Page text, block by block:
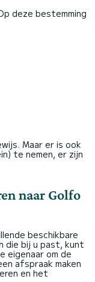
deze bestemming
Maar er is ook
te nemen, er zijn
naar Golfo
beschikbare
die bij u past, kunt
eigenaar om de
afspraak maken
en het